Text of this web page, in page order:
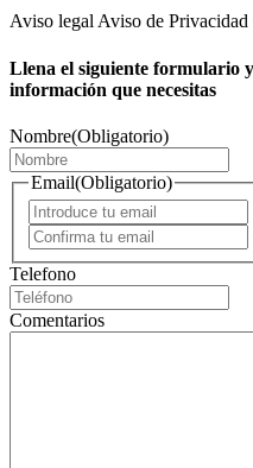
Aviso legal Aviso de Privacidad
Llena el siguiente formulario
información que necesitas
Nombre(Obligatorio)
Email(Obligatorio)
Telefono
Comentarios